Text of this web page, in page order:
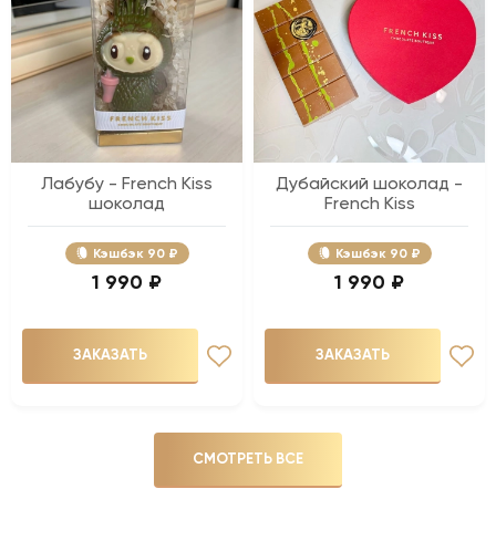
Лабубу - French Kiss
шоколад
Кэшбэк 90 ₽
1 990 ₽
ЗАКАЗАТЬ
Дубайский шоколад -
French Kiss
Кэшбэк 90 ₽
1 990 ₽
ЗАКАЗАТЬ
СМОТРЕТЬ ВСЕ